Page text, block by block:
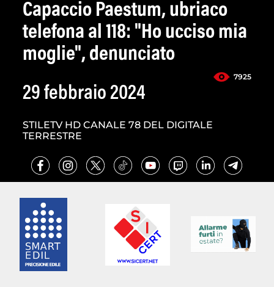
Capaccio Paestum, ubriaco
telefona al 118: "Ho ucciso mia
moglie", denunciato
7925
29 febbraio 2024
STILETV HD CANALE 78 DEL DIGITALE
TERRESTRE